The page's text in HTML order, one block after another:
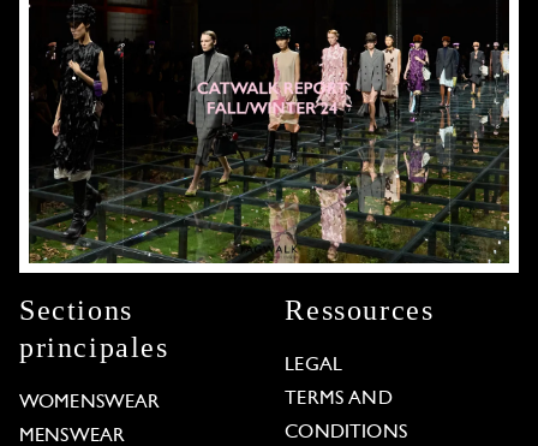
Sections
principales
WOMENSWEAR
MENSWEAR
Ressources
LEGAL
TERMS AND
CONDITIONS